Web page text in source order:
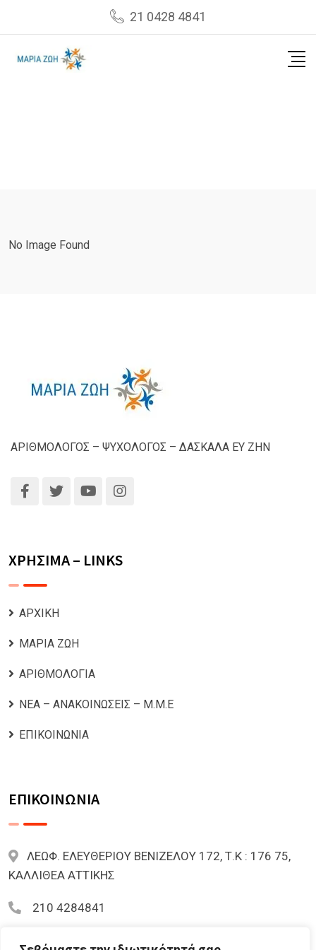
21 0428 4841
No Image Found
ΑΡΙΘΜΟΛΟΓΟΣ – ΨΥΧΟΛΟΓΟΣ – ΔΑΣΚΑΛΑ ΕΥ ΖΗΝ
ΧΡΗΣΙΜΑ – LINKS
ΑΡΧΙΚΗ
ΜΑΡΙΑ ΖΩΗ
ΑΡΙΘΜΟΛΟΓΙΑ
ΝΕΑ – ΑΝΑΚΟΙΝΩΣΕΙΣ – Μ.Μ.Ε
ΕΠΙΚΟΙΝΩΝΙΑ
ΕΠΙΚΟΙΝΩΝΙΑ
ΛΕΩΦ. ΕΛΕΥΘΕΡΙΟΥ ΒΕΝΙΖΕΛΟΥ 172, Τ.Κ : 176 75,
ΚΑΛΛΙΘΕΑ ΑΤΤΙΚΗΣ
210 4284841
mariazoi.powernumbers@gmail.com